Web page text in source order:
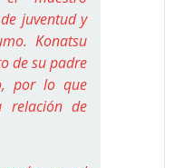
juventud y
Konatsu
de su padre
por lo que
relación de